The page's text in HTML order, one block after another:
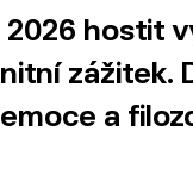
2026 hostit
zážitek.
a